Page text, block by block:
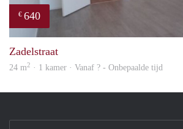
€ 640
Zadelstraat
24 m2 · 1 kamer · Vanaf ? - Onbepaalde tijd